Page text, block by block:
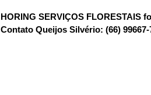
HORING SERVIÇOS FLORESTAIS
Contato Queijos Silvério: (66) 99667-